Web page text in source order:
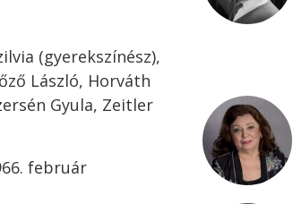
(gyerekszínész),
László, Horváth
Gyula, Zeitler
február